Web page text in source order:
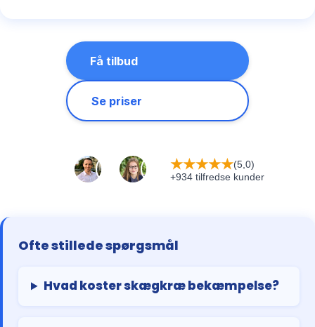
Få tilbud
Se priser
★★★★★(5,0)
+934 tilfredse kunder
Ofte stillede spørgsmål
Hvad koster skægkræ bekæmpelse?